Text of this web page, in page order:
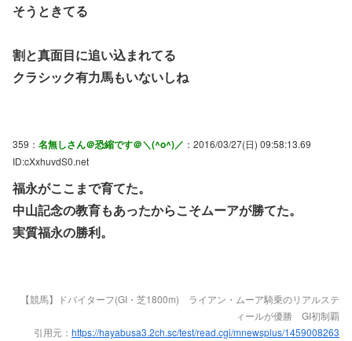
そうときてる
割と真面目に追い込まれてる
クラシック有力馬もいないしね
359： 名無しさん＠恐縮です＠＼(^o^)／ ：2016/03/27(日) 09:58:13.69
ID:cXxhuvdS0.net
福永がここまで育てた。
中山記念の教育もあったからこそムーアが勝てた。
実質福永の勝利。
【競馬】ドバイターフ(GI・芝1800m) ライアン・ムーア騎乗のリアルステ
ィールが優勝 GI初制覇
引用元： https://hayabusa3.2ch.sc/test/read.cgi/mnewsplus/1459008263